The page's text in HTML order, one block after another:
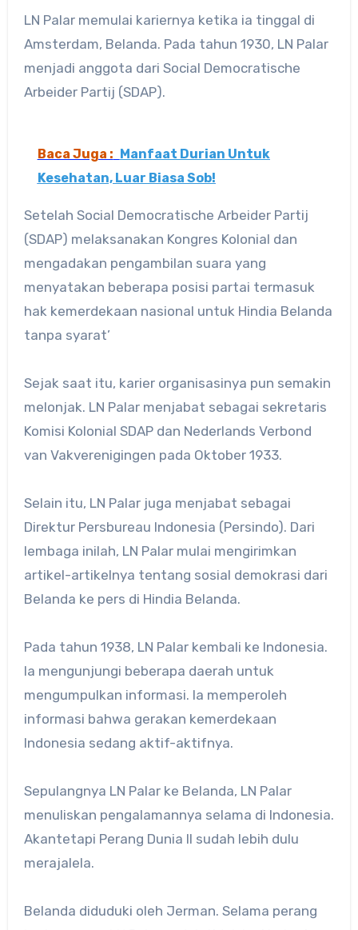
LN Palar memulai kariernya ketika ia tinggal di
Amsterdam, Belanda. Pada tahun 1930, LN Palar
menjadi anggota dari Social Democratische
Arbeider Partij (SDAP).
Baca Juga : Manfaat Durian Untuk
Kesehatan, Luar Biasa Sob!
Setelah Social Democratische Arbeider Partij
(SDAP) melaksanakan Kongres Kolonial dan
mengadakan pengambilan suara yang
menyatakan beberapa posisi partai termasuk
hak kemerdekaan nasional untuk Hindia Belanda
tanpa syarat’
Sejak saat itu, karier organisasinya pun semakin
melonjak. LN Palar menjabat sebagai sekretaris
Komisi Kolonial SDAP dan Nederlands Verbond
van Vakverenigingen pada Oktober 1933.
Selain itu, LN Palar juga menjabat sebagai
Direktur Persbureau Indonesia (Persindo). Dari
lembaga inilah, LN Palar mulai mengirimkan
artikel-artikelnya tentang sosial demokrasi dari
Belanda ke pers di Hindia Belanda.
Pada tahun 1938, LN Palar kembali ke Indonesia.
Ia mengunjungi beberapa daerah untuk
mengumpulkan informasi. Ia memperoleh
informasi bahwa gerakan kemerdekaan
Indonesia sedang aktif-aktifnya.
Sepulangnya LN Palar ke Belanda, LN Palar
menuliskan pengalamannya selama di Indonesia.
Akantetapi Perang Dunia II sudah lebih dulu
merajalela.
Belanda diduduki oleh Jerman. Selama perang